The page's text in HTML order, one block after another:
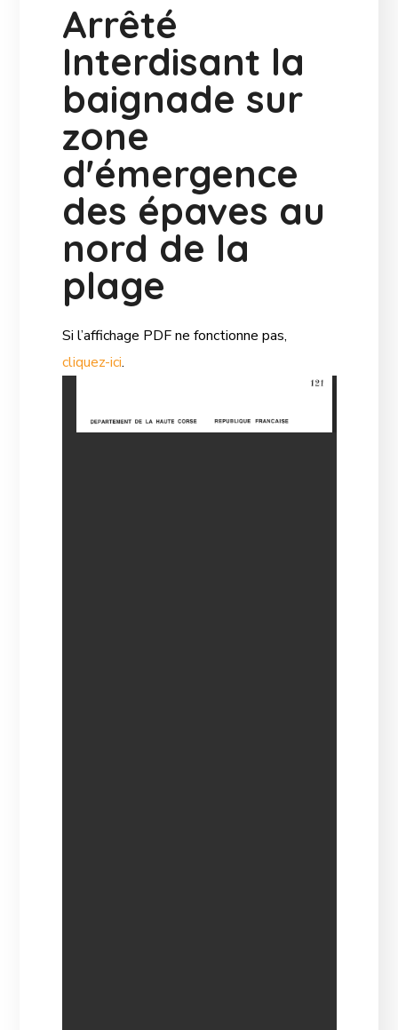
Arrêté
Interdisant la
baignade sur
zone
d'émergence
des épaves au
nord de la
plage
Si l’affichage PDF ne fonctionne pas,
cliquez-ici.